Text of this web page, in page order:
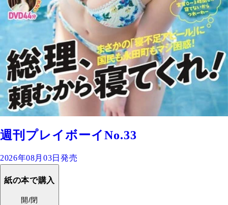
週刊プレイボーイNo.33
2026年08月03日発売
紙の本で購入
開/閉